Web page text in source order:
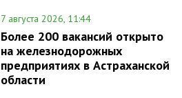
7 августа 2026, 11:44
Более 200 вакансий открыто
на железнодорожных
предприятиях в Астраханской
области